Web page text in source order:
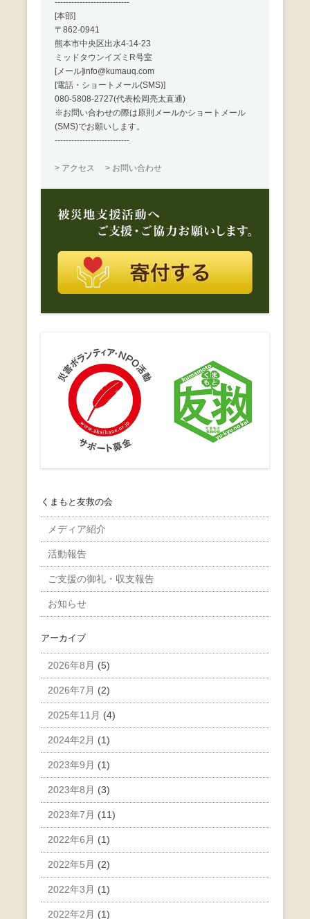
---------------------------
[本部]
〒862-0941
熊本市中央区出水4-14-23
ミッドタウンイズミR号室
[メール]info@kumauq.com
[電話・ショートメール(SMS)]
080-5808-2727(代表松岡亮太直通)
※お問い合わせの際は原則メールかショートメール
(SMS)でお願いします。
---------------------------
> アクセス > お問い合わせ
くまもと友救の会
メディア紹介
活動報告
ご支援の御礼・収支報告
お知らせ
アーカイブ
2026年8月 (5)
2026年7月 (2)
2025年11月 (4)
2024年2月 (1)
2023年9月 (1)
2023年8月 (3)
2023年7月 (11)
2022年6月 (1)
2022年5月 (2)
2022年3月 (1)
2022年2月 (1)